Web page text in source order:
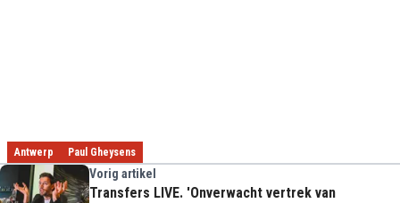
Antwerp Paul Gheysens
Vorig artikel
Transfers LIVE. 'Onverwacht vertrek van